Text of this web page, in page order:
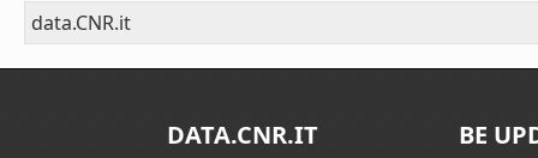
data.CNR.it
DATA.CNR.IT BE